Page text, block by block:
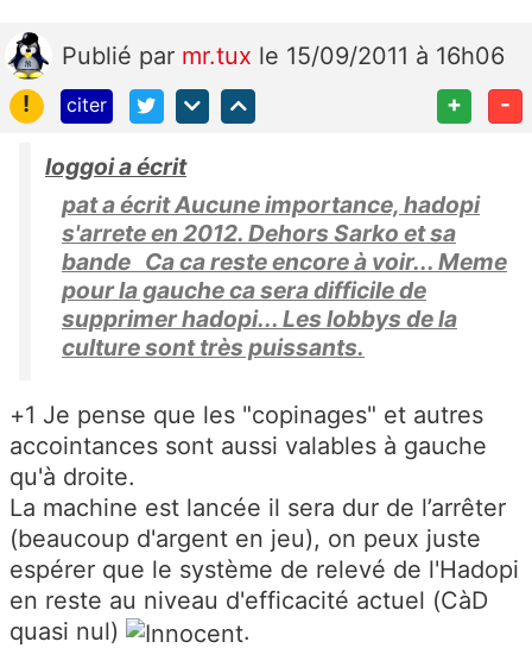
Publié par mr.tux le 15/09/2011 à 16h06
!
citer + -
loggoi a écrit
pat a écrit Aucune importance, hadopi
s'arrete en 2012. Dehors Sarko et sa
bande Ca ca reste encore à voir... Meme
pour la gauche ca sera difficile de
supprimer hadopi... Les lobbys de la
culture sont très puissants.
+1 Je pense que les "copinages" et autres
accointances sont aussi valables à gauche
qu'à droite.
La machine est lancée il sera dur de l’arrêter
(beaucoup d'argent en jeu), on peux juste
espérer que le système de relevé de l'Hadopi
en reste au niveau d'efficacité actuel (CàD
quasi nul)
.